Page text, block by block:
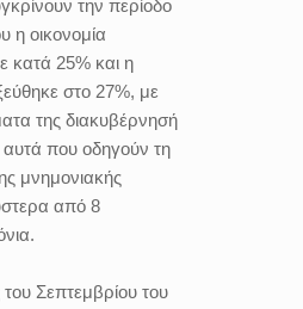
την περίοδο
η οικονομία
κατά 25% και η
στο 27%, με
της διακυβέρνησή
αυτά που οδηγούν τη
μνημονιακής
από 8
του Σεπτεμβρίου του